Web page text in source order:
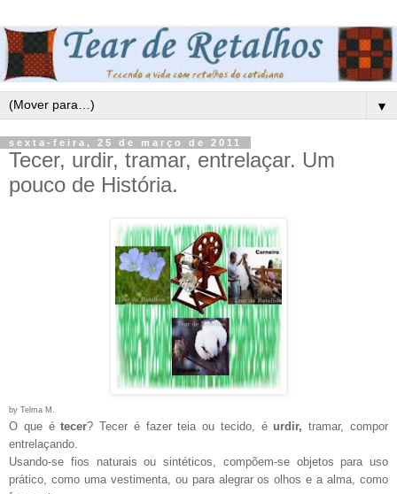
▼
sexta-feira, 25 de março de 2011
Tecer, urdir, tramar, entrelaçar. Um
pouco de História.
by Telma M.
O que étecer? Tecer é fazer teia ou tecido, éurdir, tramar, compor
entrelaçando.
Usando-se fios naturais ou sintéticos, compõem-se objetos para uso
prático, como uma vestimenta, ou para alegrar os olhos e a alma, como